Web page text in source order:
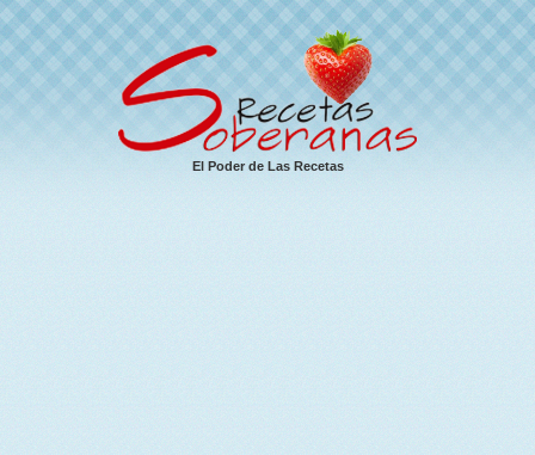
El Poder de Las Recetas